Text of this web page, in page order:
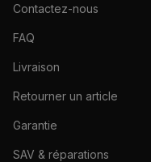
Contactez-nous
FAQ
Livraison
Retourner un article
Garantie
SAV & réparations